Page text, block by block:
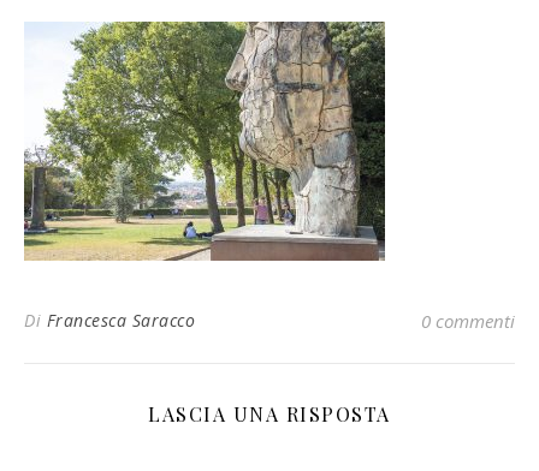
Di Francesca Saracco 0 commenti
LASCIA UNA RISPOSTA